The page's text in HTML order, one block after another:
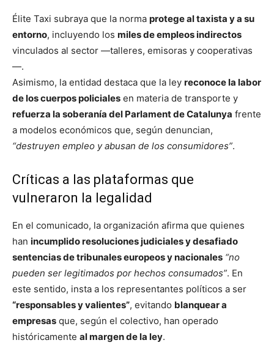
Élite Taxi subraya que la norma protege al taxista y a su
entorno, incluyendo los miles de empleos indirectos
vinculados al sector —talleres, emisoras y cooperativas
—.
Asimismo, la entidad destaca que la ley reconoce la labor
de los cuerpos policiales en materia de transporte y
refuerza la soberanía del Parlament de Catalunya frente
a modelos económicos que, según denuncian,
“destruyen empleo y abusan de los consumidores”.
Críticas a las plataformas que
vulneraron la legalidad
En el comunicado, la organización afirma que quienes
han incumplido resoluciones judiciales y desafiado
sentencias de tribunales europeos y nacionales “no
pueden ser legitimados por hechos consumados”. En
este sentido, insta a los representantes políticos a ser
“responsables y valientes”, evitando blanquear a
empresas que, según el colectivo, han operado
históricamente al margen de la ley.